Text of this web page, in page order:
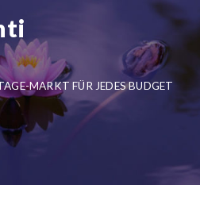
MARKT FÜR JEDES BUDGET